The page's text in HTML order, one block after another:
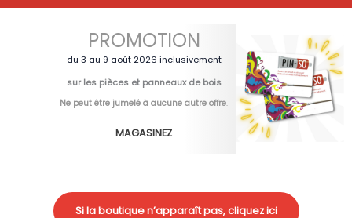
PROMOTION
du 3 au 9 août 2026 inclusivement
sur les pièces et panneaux de bois
Ne peut être jumelé à aucune autre offre.
MAGASINEZ
Si la boutique n’apparaît pas, cliquez ici